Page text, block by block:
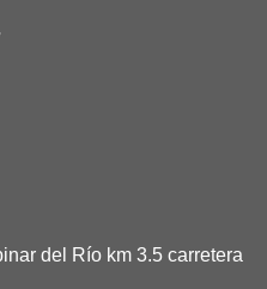
del Río km 3.5 carretera